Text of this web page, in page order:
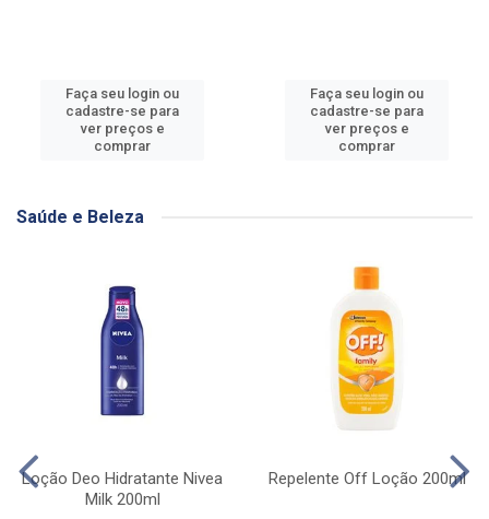
Faça seu login ou
cadastre-se para
ver preços e
comprar
Faça seu login ou
cadastre-se para
ver preços e
comprar
Saúde e Beleza
Loção Deo Hidratante Nivea
Milk 200ml
Repelente Off Loção 200ml